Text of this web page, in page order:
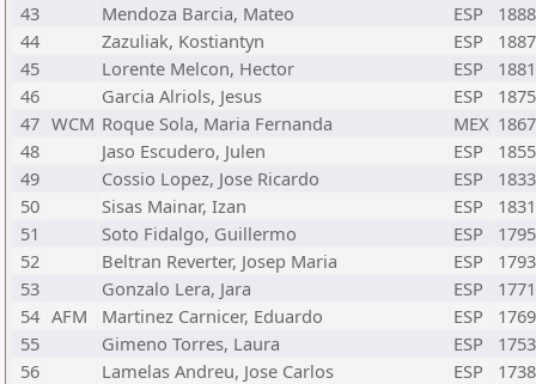
43
Mendoza Barcia, Mateo ESP
1888
44
Zazuliak, Kostiantyn ESP
1887
45
Lorente Melcon, Hector ESP
1881
46
Garcia Alriols, Jesus ESP
1875
47 WCM Roque Sola, Maria Fernanda MEX 1867
48
Jaso Escudero, Julen ESP
1855
49
Cossio Lopez, Jose Ricardo ESP
1833
50
Sisas Mainar, Izan ESP
1831
51
Soto Fidalgo, Guillermo ESP
1795
52
Beltran Reverter, Josep Maria ESP
1793
53
Gonzalo Lera, Jara ESP
1771
54 AFM Martinez Carnicer, Eduardo ESP
1769
55
Gimeno Torres, Laura ESP
1753
56
Lamelas Andreu, Jose Carlos ESP
1738